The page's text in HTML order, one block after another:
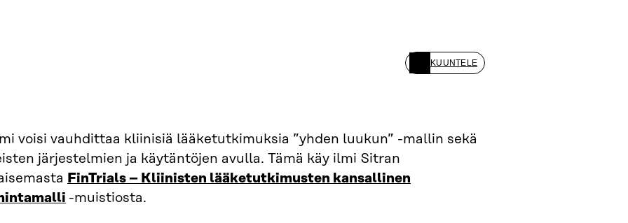
KUUNTELE
voisi vauhdittaa kliinisiä lääketutkimuksia ”yhden luukun” -mallin sekä
järjestelmien ja käytäntöjen avulla. Tämä käy ilmi Sitran
FinTrials – Kliinisten lääketutkimusten kansallinen
-muistiosta.